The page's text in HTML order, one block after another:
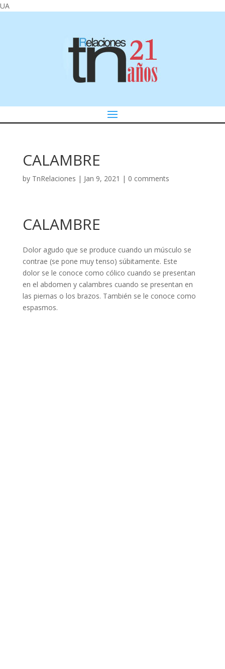
UA
CALAMBRE
by TnRelaciones | Jan 9, 2021 | 0 comments
CALAMBRE
Dolor agudo que se produce cuando un músculo se
contrae (se pone muy tenso) súbitamente. Este
dolor se le conoce como cólico cuando se presentan
en el abdomen y calambres cuando se presentan en
las piernas o los brazos. También se le conoce como
espasmos.